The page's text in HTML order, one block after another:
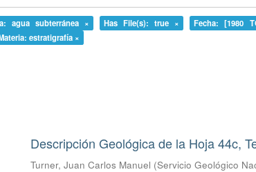
agua subterránea × Has File(s): true × Fecha: [1980
estratigrafía ×
Descripción Geológica de la Hoja 44c,
Turner, Juan Carlos Manuel (Servicio Geológico